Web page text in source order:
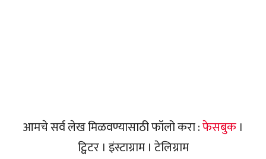
आमचे सर्व लेख मिळवण्यासाठी फॉलो करा :फेसबुक ।
ट्विटर । इंस्टाग्राम । टेलिग्राम